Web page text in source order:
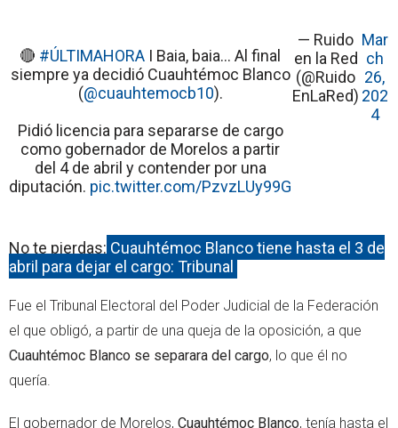
🔴 #ÚLTIMAHORA I Baia, baia... Al final
siempre ya decidió Cuauhtémoc Blanco
(@cuauhtemocb10).
Pidió licencia para separarse de cargo
como gobernador de Morelos a partir
del 4 de abril y contender por una
diputación. pic.twitter.com/PzvzLUy99G
— Ruido
en la Red
(@Ruido
EnLaRed)
Mar
ch
26,
202
4
No te pierdas: Cuauhtémoc Blanco tiene hasta el 3 de
abril para dejar el cargo: Tribunal
Fue el Tribunal Electoral del Poder Judicial de la Federación
el que obligó, a partir de una queja de la oposición, a que
Cuauhtémoc Blanco se separara del cargo, lo que él no
quería.
El gobernador de Morelos, Cuauhtémoc Blanco, tenía hasta el